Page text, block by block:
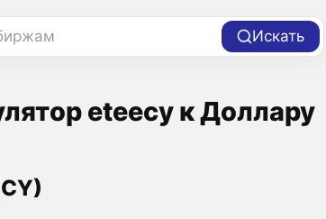
Искать
eteecy к Доллару